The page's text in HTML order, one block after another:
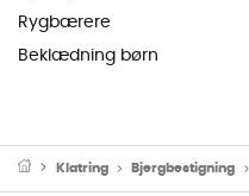
Rygbærere
Beklædning børn
Klatring Bjergbestigning